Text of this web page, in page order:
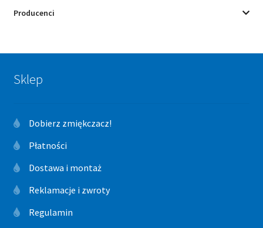
Producenci
Sklep
Dobierz zmiękczacz!
Płatności
Dostawa i montaż
Reklamacje i zwroty
Regulamin